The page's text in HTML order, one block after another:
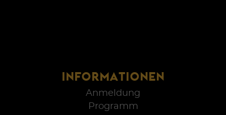
INFORMATIONEN
Anmeldung
Programm